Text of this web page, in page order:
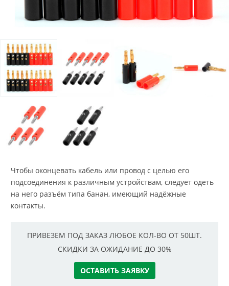
Чтобы оконцевать кабель или провод с целью его
подсоединения к различным устройствам, следует одеть
на него разъём типа банан, имеющий надёжные
контакты.
ПРИВЕЗЕМ ПОД ЗАКАЗ ЛЮБОЕ КОЛ-ВО ОТ 50ШТ.
СКИДКИ ЗА ОЖИДАНИЕ ДО 30%
ОСТАВИТЬ ЗАЯВКУ